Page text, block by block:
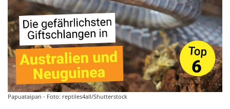
Papuataipan - Foto: reptiles4all/Shutterstock